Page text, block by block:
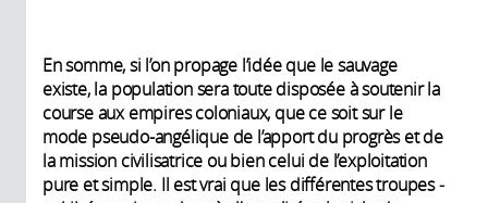
En somme, si l’on propage l’idée que le sauvage
existe, la population sera toute disposée à soutenir la
course aux empi­res coloniaux, que ce soit sur le
mode pseudo-angélique de l’apport du progrès et de
la mission civilisatrice ou bien celui de l’exploitation
pure et simple. Il est vrai que les différentes troupes ­